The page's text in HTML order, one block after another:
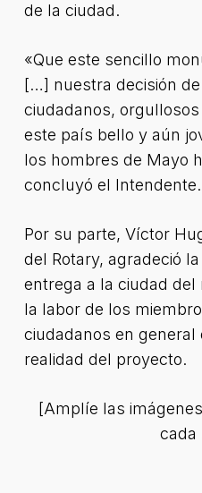
de la ciudad.
«Que este sencillo
[…] nuestra decisión
ciudadanos,
este país bello y aún
los hombres de Mayo
concluyó el Intendente.
Por su parte, Víctor
del Rotary, agradeció
entrega a la ciudad
la labor de los
ciudadanos en general
realidad del proyecto.
[Amplíe las
cada